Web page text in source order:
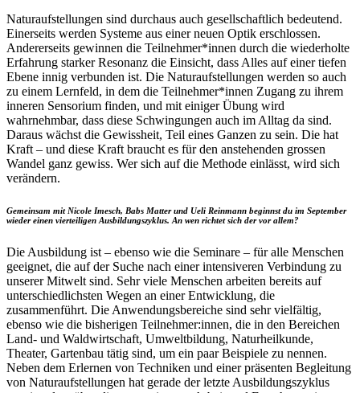
Naturaufstellungen sind durchaus auch gesellschaftlich bedeutend.
Einerseits werden Systeme aus einer neuen Optik erschlossen.
Andererseits gewinnen die Teilnehmer*innen durch die wiederholte
Erfahrung starker Resonanz die Einsicht, dass Alles auf einer tiefen
Ebene innig verbunden ist. Die Naturaufstellungen werden so auch
zu einem Lernfeld, in dem die Teilnehmer*innen Zugang zu ihrem
inneren Sensorium finden, und mit einiger Übung wird
wahrnehmbar, dass diese Schwingungen auch im Alltag da sind.
Daraus wächst die Gewissheit, Teil eines Ganzen zu sein. Die hat
Kraft – und diese Kraft braucht es für den anstehenden grossen
Wandel ganz gewiss. Wer sich auf die Methode einlässt, wird sich
verändern.
Gemeinsam mit Nicole Imesch, Babs Matter und Ueli Reinmann beginnst du im September
wieder einen vierteiligen Ausbildungszyklus. An wen richtet sich der vor allem?
Die Ausbildung ist – ebenso wie die Seminare – für alle Menschen
geeignet, die auf der Suche nach einer intensiveren Verbindung zu
unserer Mitwelt sind. Sehr viele Menschen arbeiten bereits auf
unterschiedlichsten Wegen an einer Entwicklung, die
zusammenführt. Die Anwendungsbereiche sind sehr vielfältig,
ebenso wie die bisherigen Teilnehmer:innen, die in den Bereichen
Land- und Waldwirtschaft, Umweltbildung, Naturheilkunde,
Theater, Gartenbau tätig sind, um ein paar Beispiele zu nennen.
Neben dem Erlernen von Techniken und einer präsenten Begleitung
von Naturaufstellungen hat gerade der letzte Ausbildungszyklus